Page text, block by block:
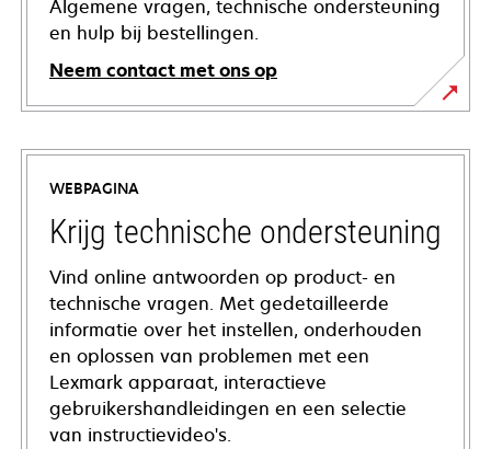
Algemene vragen, technische ondersteuning
en hulp bij bestellingen.
Neem contact met ons op
WEBPAGINA
Krijg technische ondersteuning
Vind online antwoorden op product- en
technische vragen. Met gedetailleerde
informatie over het instellen, onderhouden
en oplossen van problemen met een
Lexmark apparaat, interactieve
gebruikershandleidingen en een selectie
van instructievideo's.